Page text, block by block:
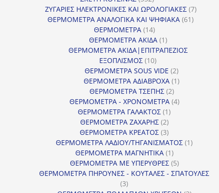
προϊόντα
ΖΥΓΑΡΙΕΣ ΗΛΕΚΤΡΟΝΙΚΕΣ ΚΑΙ ΩΡΟΛΟΓΙΑΚΕΣ 77
ΘΕΡΜΟΜΕΤΡΑ ΑΝΑΛΟΓΙΚΑ ΚΑΙ ΨΗΦΙΑΚΑ 6161
ΘΕΡΜΟΜΕΤΡΑ 1414
προϊόντα
ΘΕΡΜΟΜΕΤΡΑ ΑΚΙΔΑ 11
προϊόν
ΘΕΡΜΟΜΕΤΡΑ ΑΚΙΔΑ|ΕΠΙΤΡΑΠΕΖΙΟΣ
ΕΞΟΠΛΙΣΜΟΣ 1010
προϊόντα
ΘΕΡΜΟΜΕΤΡΑ SOUS VIDE 22
προϊόντα
ΘΕΡΜΟΜΕΤΡΑ ΑΔΙΑΒΡΟΧΑ 11
ΘΕΡΜΟΜΕΤΡΑ ΤΣΕΠΗΣ 22
προϊόντα
ΘΕΡΜΟΜΕΤΡΑ - ΧΡΟΝΟΜΕΤΡΑ 44
ΘΕΡΜΟΜΕΤΡΑ ΓΑΛΑΚΤΟΣ 11
προϊόν
ΘΕΡΜΟΜΕΤΡΑ ΖΑΧΑΡΗΣ 22
προϊόντα
ΘΕΡΜΟΜΕΤΡΑ ΚΡΕΑΤΟΣ 33
προϊόντα
ΘΕΡΜΟΜΕΤΡΑ ΛΑΔΙΟΥ/ΤΗΓΑΝΙΣΜΑΤΟΣ 11
ΘΕΡΜΟΜΕΤΡΑ ΜΑΓΝΗΤΙΚΑ 11
προϊόν
ΘΕΡΜΟΜΕΤΡΑ ΜΕ ΥΠΕΡΥΘΡΕΣ 55
προϊόντα
ΘΕΡΜΟΜΕΤΡΑ ΠΗΡΟΥΝΕΣ - ΚΟΥΤΑΛΕΣ - ΣΠΑΤΟΥΛΕΣ
33